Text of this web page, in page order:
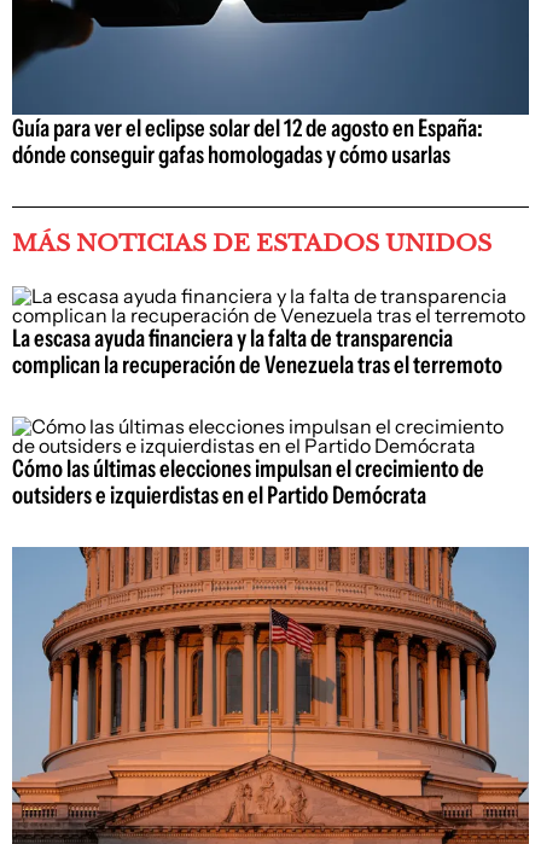
Guía para ver el eclipse solar del 12 de agosto en España:
dónde conseguir gafas homologadas y cómo usarlas
MÁS NOTICIAS DE ESTADOS UNIDOS
La escasa ayuda financiera y la falta de transparencia
complican la recuperación de Venezuela tras el terremoto
Cómo las últimas elecciones impulsan el crecimiento de
outsiders e izquierdistas en el Partido Demócrata